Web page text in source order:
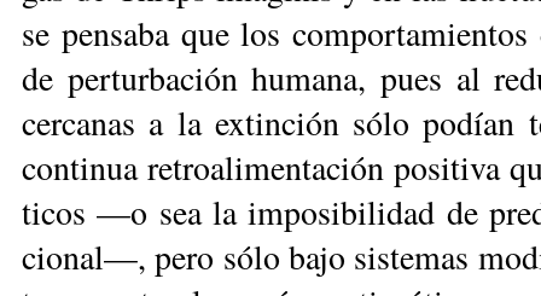
se pen­sa­ba que los
de per­tur­ba­ción hu­ma­na, pues al
cer­ca­nas a la ex­tin­ción só­lo
con­ti­nua re­troa­li­men­ta­ción po­si­ti­va
ti­cos —o sea la im­po­si­bi­li­dad de
cio­nal—, pe­ro só­lo ba­jo sis­te­mas